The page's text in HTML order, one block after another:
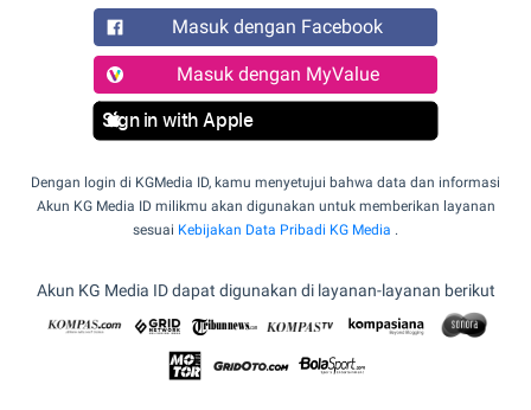
Masuk dengan Facebook
Masuk dengan MyValue
Sign in with Apple
Dengan login di KGMedia ID, kamu menyetujui bahwa data dan informasi
Akun KG Media ID milikmu akan digunakan untuk memberikan layanan
sesuai Kebijakan Data Pribadi KG Media .
Akun KG Media ID dapat digunakan di layanan-layanan berikut